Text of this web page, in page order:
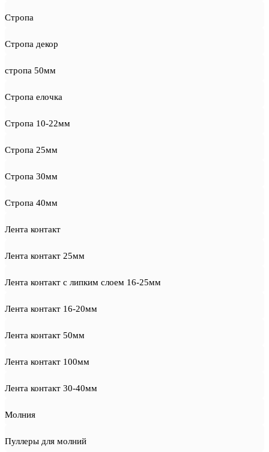
Стропа
Стропа декор
стропа 50мм
Стропа елочка
Стропа 10-22мм
Стропа 25мм
Стропа 30мм
Стропа 40мм
Лента контакт
Лента контакт 25мм
Лента контакт с липким слоем 16-25мм
Лента контакт 16-20мм
Лента контакт 50мм
Лента контакт 100мм
Лента контакт 30-40мм
Молния
Пуллеры для молний